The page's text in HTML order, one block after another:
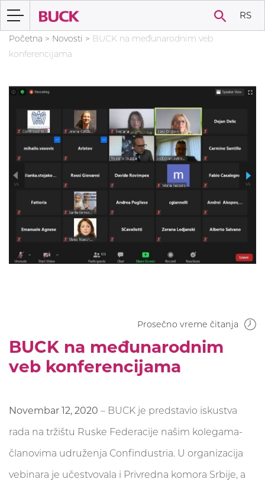
RS
Početna > Novosti > BUCK na međunarodnim veb
konferencijama
Prosečno vreme čitanja
BUCK na međunarodnim
veb konferencijama
Novembar 12, 2020 – BUCK je predstavio iskustva
rada na tržištu Ruske Federacije našim kolegama-
članovima udruženja Confindustria. U organizacija
vebinara je učestvovala i Privredna komora Srbije, a